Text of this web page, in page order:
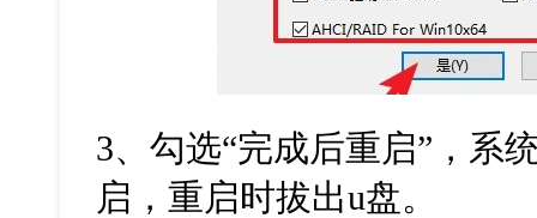
3、勾选“完成后重启” ，系
启，重启时拔出u盘。